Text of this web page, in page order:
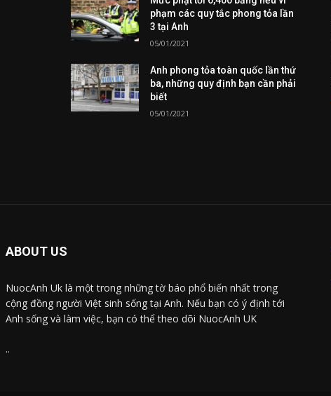
phạm các quy tắc phong tỏa lần
3 tại Anh
05/01/2021
Anh phong tỏa toàn quốc lần thứ
ba, những quy định bạn cần phải
biết
05/01/2021
ABOUT US
NuocAnh Uk là một trong những tờ báo phổ biến nhất trong
cộng đồng người Việt sinh sống tại Anh. Nếu bạn có ý định tới
Anh sống và làm việc, bạn có thể theo dõi NuocAnh UK
..